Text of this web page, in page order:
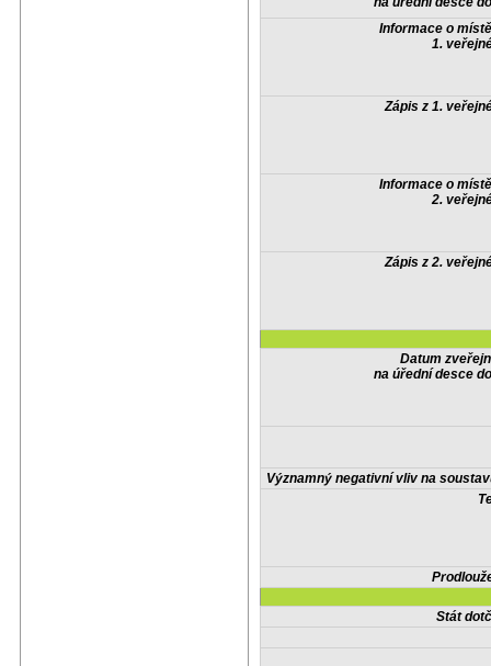
Informace o
1.
Zápis z 1.
Informace o
2.
Zápis z 2.
Datum
na úřední desce
Významný negativní vliv na
Stát